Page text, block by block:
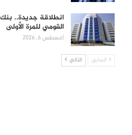
انطلاقة جديدة..
القومي للمرة الأولى
أغسطس 6, 2026
السابق التالي